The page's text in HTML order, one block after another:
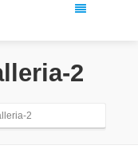
2
2